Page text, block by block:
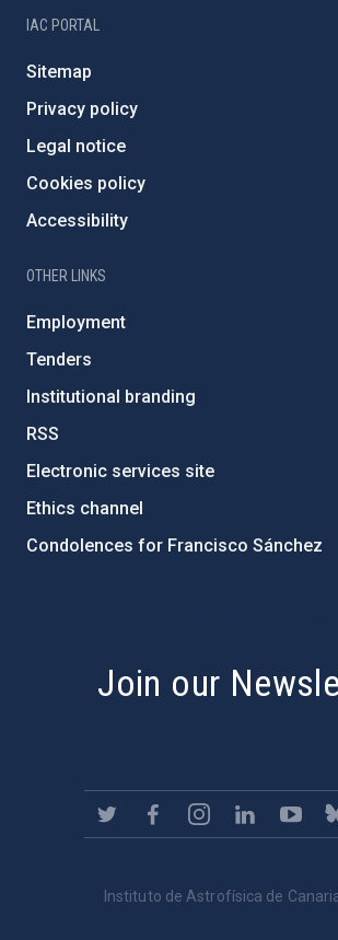
IAC PORTAL
Sitemap
Privacy policy
Legal notice
Cookies policy
Accessibility
OTHER LINKS
Employment
Tenders
Institutional branding
RSS
Electronic services site
Ethics channel
Condolences for Francisco Sánchez
Join our
Instituto de Astrofísica de